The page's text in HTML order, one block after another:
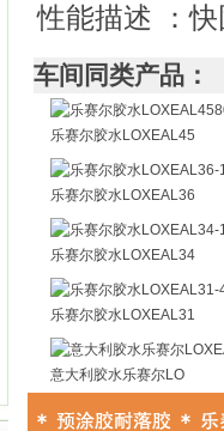
性能描述 ：
车间同类产品：
乐赛尔胶水LOXEAL45
乐赛尔胶水LOXEAL36
乐赛尔胶水LOXEAL34
乐赛尔胶水LOXEAL31
意大利胶水乐赛尔LO